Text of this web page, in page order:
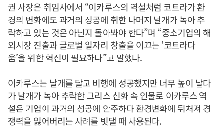
권 사장은 취임사에서 “이카루스의 역설처럼 코트라가 환
경의 변화에도 과거의 성공에 취한 나머지 날개가 녹아 추
락하고 있는 것은 아닌지 돌아봐야 한다”며 “중소기업의 해
외시장 진출과 글로벌 일자리 창출을 이끄는 ‘코트라다
움’을 위한 혁신이 필요하다”고 말했다.
이카루스는 날개를 달고 비행에 성공했지만 너무 높이 날다
가 날개가 녹아 추락한 그리스 신화 속 인물로 이카루스 역
설은 기업이 과거의 성공에 안주하다 환경변화에 뒤처져 경
쟁력을 잃어버리는 사례를 빗댈 때 사용된다.